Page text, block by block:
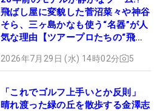
飛ばし屋に変貌した菅沼菜々や神谷
そら、三ヶ島かなも使う“名器”が人
気な理由【ツアープロたちの“飛ば
2026年7月29日 (水) 14時02分 5
「これでゴルフ上手いとか反則」
晴れ渡った緑の丘を散歩する金澤志